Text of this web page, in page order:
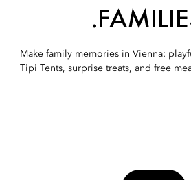
Make family memories in Vienna:
Tipi Tents, surprise treats, and free